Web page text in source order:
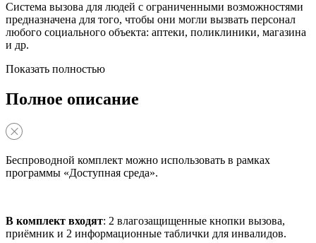
Система вызова для людей с ограниченными возможностями
предназначена для того, чтобы они могли вызвать персонал
любого социального объекта: аптеки, поликлиники, магазина
и др.
Показать полностью
Полное описание
Беспроводной комплект можно использовать в рамках
программы «Доступная среда».
В комплект входят: 2 влагозащищенные кнопки вызова,
приёмник и 2 информационные таблички для инвалидов.